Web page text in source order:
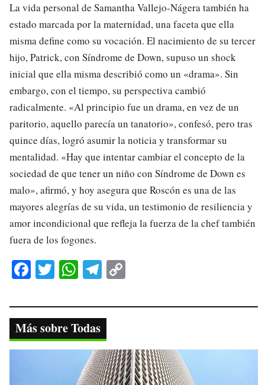
La vida personal de Samantha Vallejo-Nágera también ha
estado marcada por la maternidad, una faceta que ella
misma define como su vocación. El nacimiento de su tercer
hijo, Patrick, con Síndrome de Down, supuso un shock
inicial que ella misma describió como un «drama». Sin
embargo, con el tiempo, su perspectiva cambió
radicalmente. «Al principio fue un drama, en vez de un
paritorio, aquello parecía un tanatorio», confesó, pero tras
quince días, logró asumir la noticia y transformar su
mentalidad. «Hay que intentar cambiar el concepto de la
sociedad de que tener un niño con Síndrome de Down es
malo», afirmó, y hoy asegura que Roscón es una de las
mayores alegrías de su vida, un testimonio de resiliencia y
amor incondicional que refleja la fuerza de la chef también
fuera de los fogones.
Fa
bo
ok
T
tte
r
W
ts
A
pp
Te
gr
a
m
y
nk
Más sobre Todas